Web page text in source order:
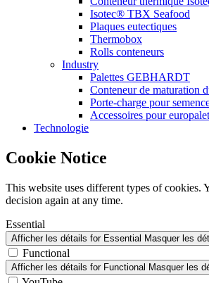
Isotec® TBX Seafood
Plaques eutectiques
Thermobox
Rolls conteneurs
Industry
Palettes GEBHARDT
Conteneur de maturation
Porte-charge pour
Accessoires pour
Technologie
Cookie Notice
This website uses different types of cookies.
decision again at any time.
Essential
Afficher les détails for Essential Masquer les
Functional
Afficher les détails for Functional Masquer les